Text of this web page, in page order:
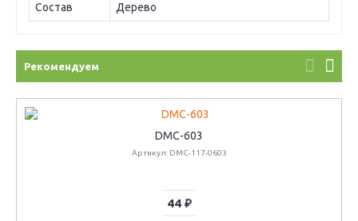
Состав Дерево
Рекомендуем
DMC-603
Артикул: DMC-117-0603
44 ₽